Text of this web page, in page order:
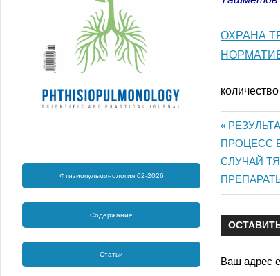
ОХРАНА
по
запись:
ПРОЦЕСС
Следующая
запись:
СЛУЧАЙ
Ваш адрес
Фтизиопульмонология 02-2026
Содержание
Статьи